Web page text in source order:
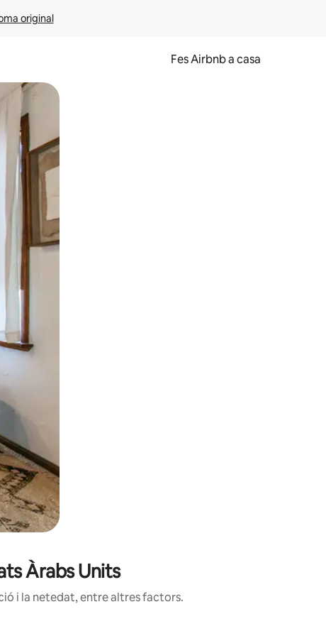
original
Fes Airbnb a casa
toc a la pantalla o fent-hi lliscar el dit.
Àrabs Units
i la netedat, entre altres factors.